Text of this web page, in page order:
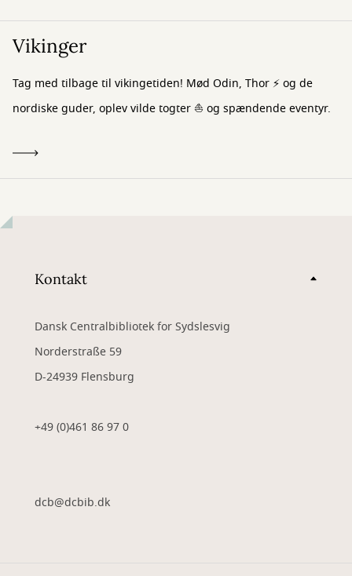
Vikinger
Tag med tilbage til vikingetiden! Mød Odin, Thor ⚡ og de
nordiske guder, oplev vilde togter ⛵ og spændende eventyr.
Kontakt
Dansk Centralbibliotek for Sydslesvig
Norderstraße 59
D-24939 Flensburg
+49 (0)461 86 97 0
dcb@dcbib.dk